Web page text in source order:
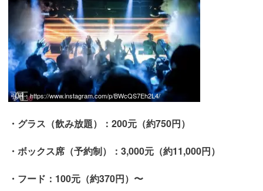
引用：https://www.instagram.com/p/BWcQS7Eh2L4/
・グラス（飲み放題）：200元（約750円）
・ボックス席（予約制）：3,000元（約11,000円）
・フード：100元（約370円）〜